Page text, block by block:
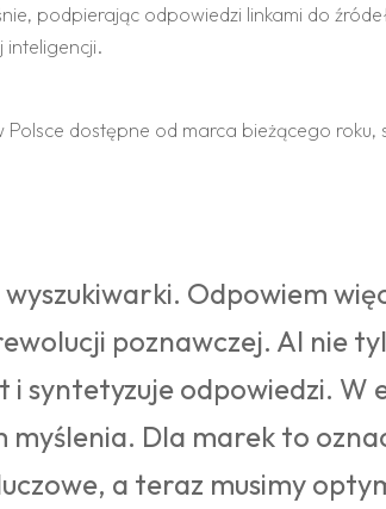
podpierając odpowiedzi linkami do
inteligencji.
dostępne od marca bieżącego
Odpowiem
poznawczej. AI nie
syntetyzuje odpowiedzi. W
myślenia. Dla marek to
a teraz musimy